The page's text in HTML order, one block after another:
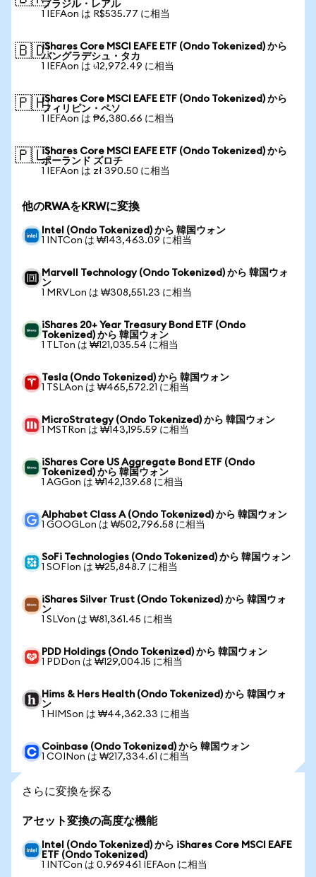
ブラジル・レアル
1 IEFAon は R$535.77 に相当
🇧🇩iShares Core MSCI EAFE ETF (Ondo Tokenized) から
バングラデシュ・タカ
1 IEFAon は ৳12,972.49 に相当
🇵🇭iShares Core MSCI EAFE ETF (Ondo Tokenized) から
フィリピン・ペソ
1 IEFAon は ₱6,380.66 に相当
🇵🇱iShares Core MSCI EAFE ETF (Ondo Tokenized) から
ポーランド ズロチ
1 IEFAon は zł 390.50 に相当
他のRWAをKRWに変換
Intel (Ondo Tokenized) から 韓国ウォン
1 INTCon は ₩143,463.09 に相当
Marvell Technology (Ondo Tokenized) から 韓国ウォ
ン
1 MRVLon は ₩308,551.23 に相当
iShares 20+ Year Treasury Bond ETF (Ondo
Tokenized) から 韓国ウォン
1 TLTon は ₩121,035.54 に相当
Tesla (Ondo Tokenized) から 韓国ウォン
1 TSLAon は ₩465,572.21 に相当
MicroStrategy (Ondo Tokenized) から 韓国ウォン
1 MSTRon は ₩143,195.59 に相当
iShares Core US Aggregate Bond ETF (Ondo
Tokenized) から 韓国ウォン
1 AGGon は ₩142,139.68 に相当
Alphabet Class A (Ondo Tokenized) から 韓国ウォン
1 GOOGLon は ₩502,796.58 に相当
SoFi Technologies (Ondo Tokenized) から 韓国ウォン
1 SOFIon は ₩25,848.7 に相当
iShares Silver Trust (Ondo Tokenized) から 韓国ウォ
ン
1 SLVon は ₩81,361.45 に相当
PDD Holdings (Ondo Tokenized) から 韓国ウォン
1 PDDon は ₩129,004.15 に相当
Hims & Hers Health (Ondo Tokenized) から 韓国ウォ
ン
1 HIMSon は ₩44,362.33 に相当
Coinbase (Ondo Tokenized) から 韓国ウォン
1 COINon は ₩217,334.61 に相当
さらに変換を探る
アセット変換の高度な機能
Intel (Ondo Tokenized) から iShares Core MSCI EAFE
ETF (Ondo Tokenized)
1 INTCon は 0.969461 IEFAon に相当